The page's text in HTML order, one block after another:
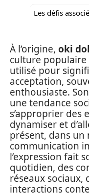
Les défis
À l’origine, oki
culture
utilisé pour
acceptation,
enthousiaste.
une tendance
s’approprier des
dynamiser et
présent, dans un
communication
l’expression fait
quotidien, des
réseaux sociaux,
interactions